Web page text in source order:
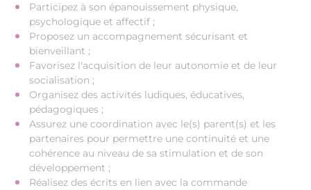
Participez à son épanouissement physique,
psychologique et affectif ;
Proposez un accompagnement sécurisant et
bienveillant ;
Favorisez l'acquisition de leur autonomie et de leur
socialisation ;
Organisez des activités ludiques, éducatives,
pédagogiques ;
Assurez une coordination avec le(s) parent(s) et les
partenaires pour permettre une continuité et une
cohérence au niveau de sa stimulation et de son
développement ;
Réalisez des écrits en lien avec la commande